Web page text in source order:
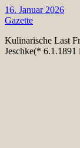
16. Januar 2026
Gazette
Kulinarische Last
Jeschke(*